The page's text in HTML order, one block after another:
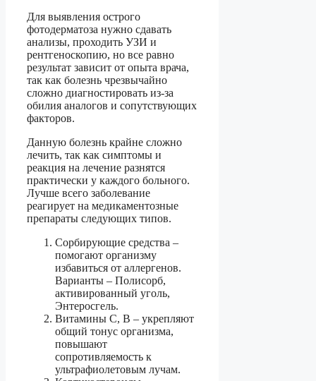
Для выявления острого
фотодерматоза нужно сдавать
анализы, проходить УЗИ и
рентгеноскопию, но все равно
результат зависит от опыта врача,
так как болезнь чрезвычайно
сложно диагностировать из-за
обилия аналогов и сопутствующих
факторов.
Данную болезнь крайне сложно
лечить, так как симптомы и
реакция на лечение разнятся
практически у каждого больного.
Лучше всего заболевание
реагирует на медикаментозные
препараты следующих типов.
Сорбирующие средства –
помогают организму
избавиться от аллергенов.
Варианты – Полисорб,
активированный уголь,
Энтеросгель.
Витамины С, В – укрепляют
общий тонус организма,
повышают
сопротивляемость к
ультрафиолетовым лучам.